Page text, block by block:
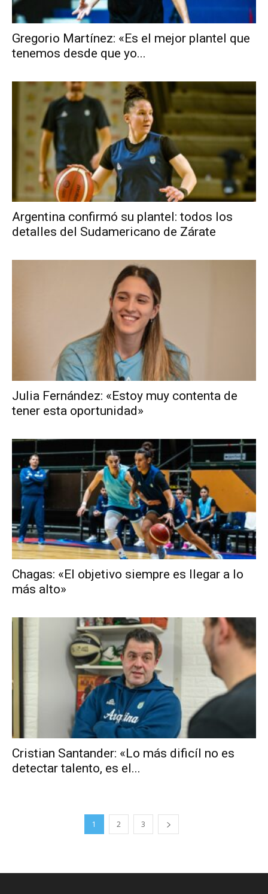
Gregorio Martínez: «Es el mejor plantel que
tenemos desde que yo...
Argentina confirmó su plantel: todos los
detalles del Sudamericano de Zárate
Julia Fernández: «Estoy muy contenta de
tener esta oportunidad»
Chagas: «El objetivo siempre es llegar a lo
más alto»
Cristian Santander: «Lo más dificíl no es
detectar talento, es el...
1 2 3